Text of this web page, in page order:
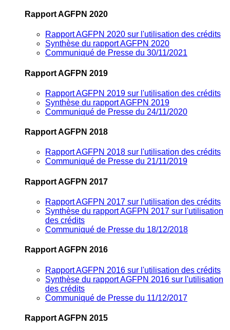
Rapport AGFPN 2020
Rapport AGFPN 2020 sur l'utilisation des crédits
Synthèse du rapport AGFPN 2020
Communiqué de Presse du 30/11/2021
Rapport AGFPN 2019
Rapport AGFPN 2019 sur l'utilisation des crédits
Synthèse du rapport AGFPN 2019
Communiqué de Presse du 24/11/2020
Rapport AGFPN 2018
Rapport AGFPN 2018 sur l'utilisation des crédits
Communiqué de Presse du 21/11/2019
Rapport AGFPN 2017
Rapport AGFPN 2017 sur l'utilisation des crédits
Synthèse du rapport AGFPN 2017 sur l'utilisation
des crédits
Communiqué de Presse du 18/12/2018
Rapport AGFPN 2016
Rapport AGFPN 2016 sur l'utilisation des crédits
Synthèse du rapport AGFPN 2016 sur l'utilisation
des crédits
Communiqué de Presse du 11/12/2017
Rapport AGFPN 2015